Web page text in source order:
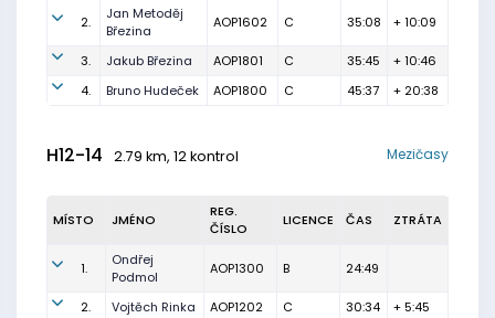
2.
Jan Metoděj
Březina
AOP1602 C 35:08 + 10:09
3. Jakub Březina AOP1801 C 35:45
+ 10:46
4.
Bruno Hudeček AOP1800 C 45:37 + 20:38
H12-14 2.79 km, 12 kontrol Mezičasy
MÍSTO JMÉNO
REG.
ČÍSLO
LICENCE ČAS ZTRÁTA
1.
Ondřej
Podmol
AOP1300 B 24:49
2. Vojtěch Rinka AOP1202 C 30:34 + 5:45